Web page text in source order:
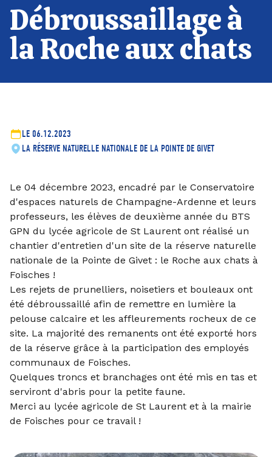
Débroussaillage à
la Roche aux chats
LE 06.12.2023
LA RÉSERVE NATURELLE NATIONALE DE LA POINTE DE GIVET
Le 04 décembre 2023, encadré par le Conservatoire
d'espaces naturels de Champagne-Ardenne et leurs
professeurs, les élèves de deuxième année du BTS
GPN du lycée agricole de St Laurent ont réalisé un
chantier d'entretien d'un site de la réserve naturelle
nationale de la Pointe de Givet : le Roche aux chats à
Foisches !
Les rejets de prunelliers, noisetiers et bouleaux ont
été débroussaillé afin de remettre en lumière la
pelouse calcaire et les affleurements rocheux de ce
site. La majorité des remanents ont été exporté hors
de la réserve grâce à la participation des employés
communaux de Foisches.
Quelques troncs et branchages ont été mis en tas et
serviront d'abris pour la petite faune.
Merci au lycée agricole de St Laurent et à la mairie
de Foisches pour ce travail !